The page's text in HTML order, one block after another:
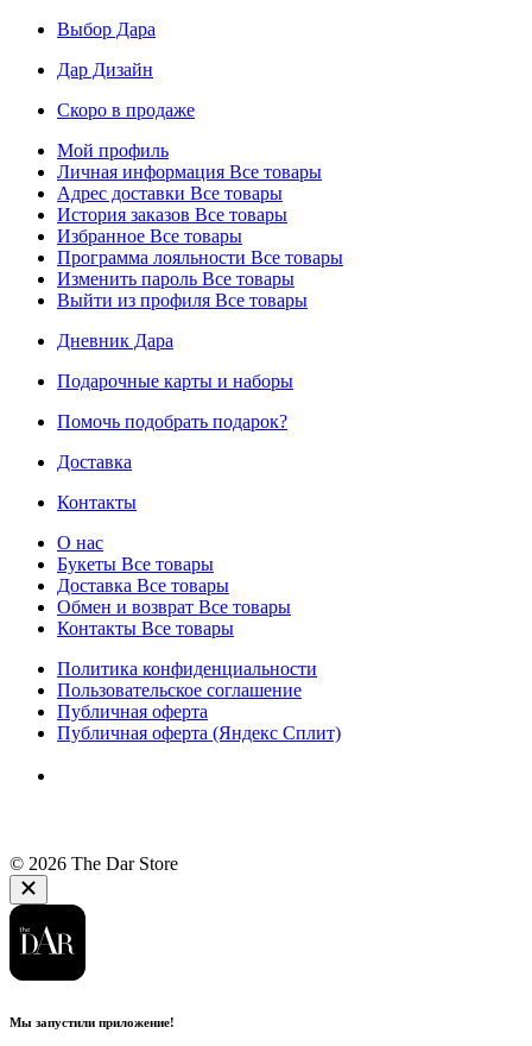
Выбор Дара
Дар Дизайн
Скоро в продаже
Мой профиль
Личная информация Все товары
Адрес доставки Все товары
История заказов Все товары
Избранное Все товары
Программа лояльности Все товары
Изменить пароль Все товары
Выйти из профиля Все товары
Дневник Дара
Подарочные карты и наборы
Помочь подобрать подарок?
Доставка
Контакты
О нас
Букеты Все товары
Доставка Все товары
Обмен и возврат Все товары
Контакты Все товары
Политика конфиденциальности
Пользовательское соглашение
Публичная оферта
Публичная оферта (Яндекс Сплит)
© 2026 The Dar Store
Мы запустили приложение!